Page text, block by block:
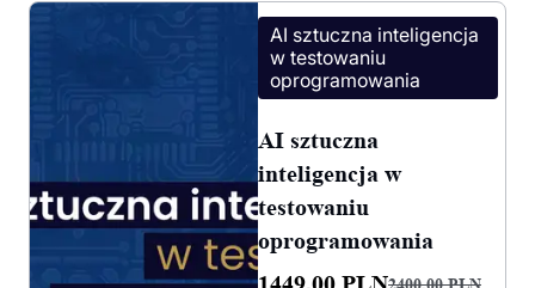
AI sztuczna inteligencja
w testowaniu
oprogramowania
AI sztuczna
inteligencja w
testowaniu
oprogramowania